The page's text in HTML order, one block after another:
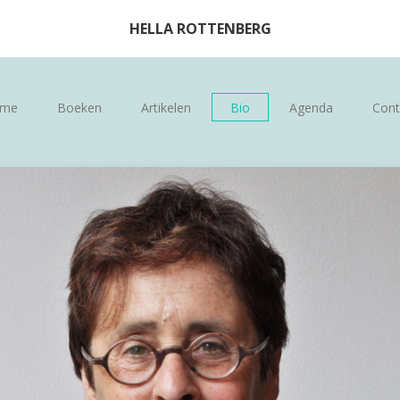
HELLA ROTTENBERG
Boeken Artikelen Bio Agenda